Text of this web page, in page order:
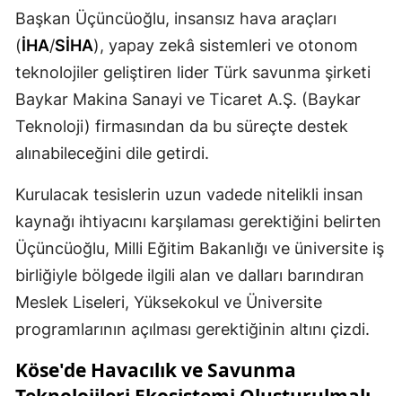
Samsun
Sinop
Sivas
Trabzon
Tunceli
Şanlıurfa
Van
Başkan Üçüncüoğlu, insansız hava araçları
(İHA/SİHA), yapay zekâ sistemleri ve otonom
teknolojiler geliştiren lider Türk savunma şirketi
Baykar Makina Sanayi ve Ticaret A.Ş. (Baykar
Teknoloji) firmasından da bu süreçte destek
alınabileceğini dile getirdi.
Kurulacak tesislerin uzun vadede nitelikli insan
kaynağı ihtiyacını karşılaması gerektiğini belirten
Üçüncüoğlu, Milli Eğitim Bakanlığı ve üniversite iş
birliğiyle bölgede ilgili alan ve dalları barındıran
Meslek Liseleri, Yüksekokul ve Üniversite
programlarının açılması gerektiğinin altını çizdi.
Köse'de Havacılıkve Savunma